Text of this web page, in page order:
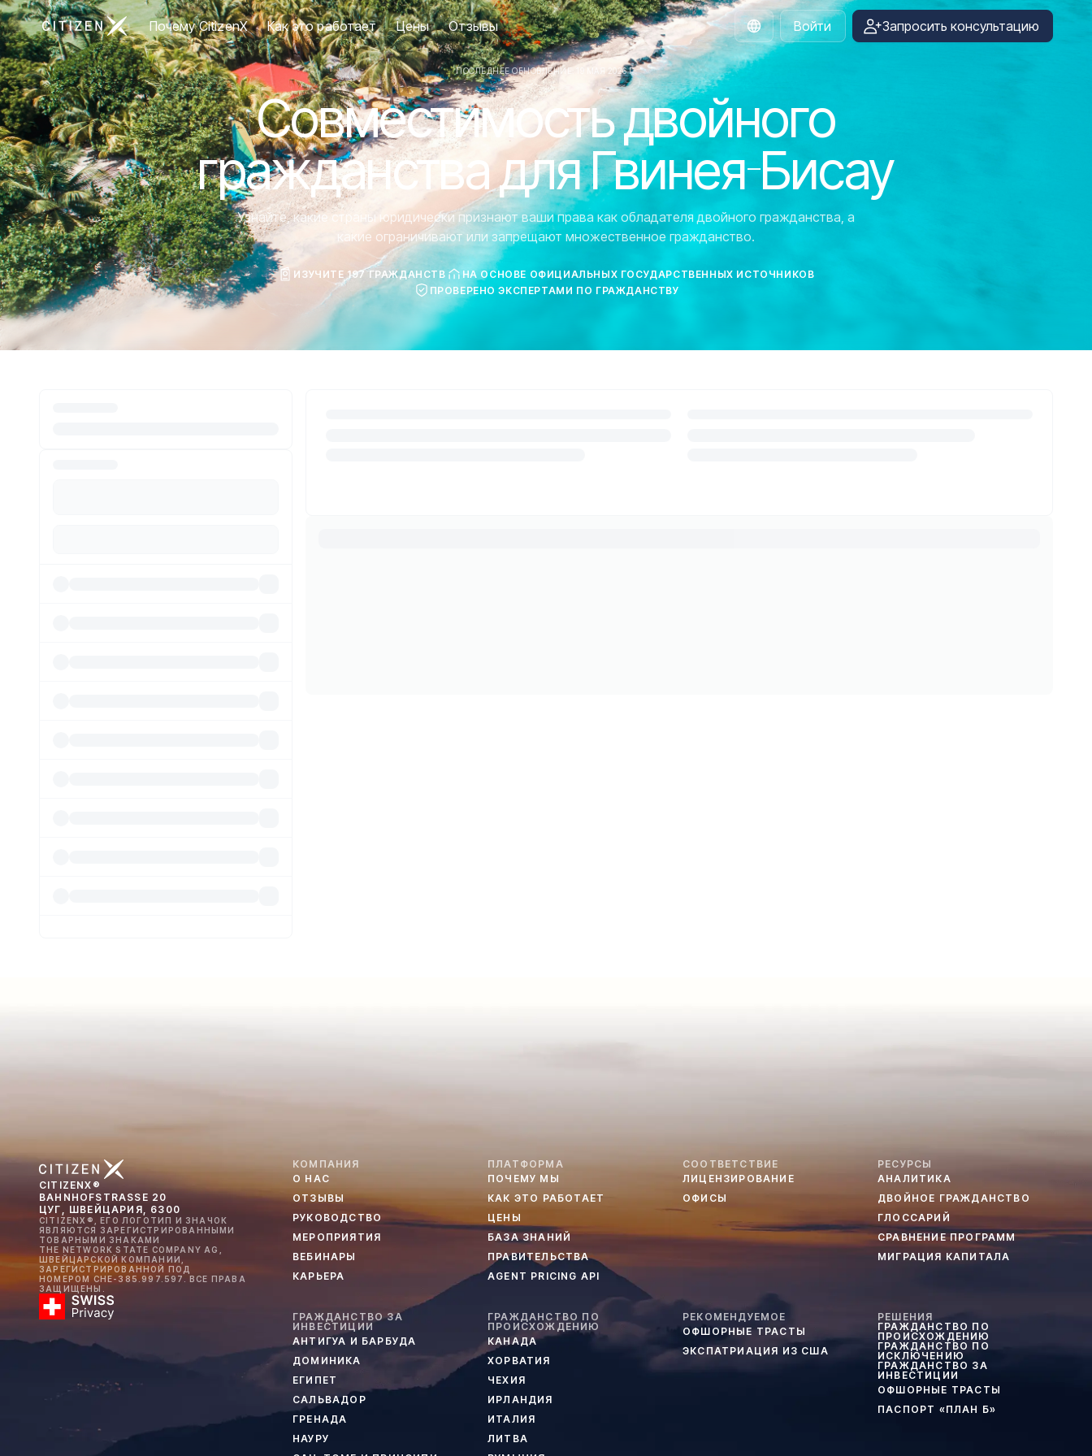
Перейти на главную страницу CitizenX
Почему CitizenX Как это работает Цены Отзывы
Russian
Войти Запросить консультацию
ПОСЛЕДНЕЕ ОБНОВЛЕНИЕ: 19 МАЯ 2026 Г.
Совместимость двойного
гражданства для Гвинея-Бисау
Узнайте, какие страны юридически признают ваши права как обладателя двойного гражданства, а
какие ограничивают или запрещают множественное гражданство.
ИЗУЧИТЕ 197 ГРАЖДАНСТВ
НА ОСНОВЕ ОФИЦИАЛЬНЫХ ГОСУДАРСТВЕННЫХ ИСТОЧНИКОВ
ПРОВЕРЕНО ЭКСПЕРТАМИ ПО ГРАЖДАНСТВУ
CITIZENX®
BAHNHOFSTRASSE 20
ЦУГ, ШВЕЙЦАРИЯ, 6300
CITIZENX®, ЕГО ЛОГОТИП И ЗНАЧОК
ЯВЛЯЮТСЯ ЗАРЕГИСТРИРОВАННЫМИ
ТОВАРНЫМИ ЗНАКАМИ
THE NETWORK STATE COMPANY AG,
ШВЕЙЦАРСКОЙ КОМПАНИИ,
ЗАРЕГИСТРИРОВАННОЙ ПОД
НОМЕРОМ CHE-385.997.597. ВСЕ ПРАВА
ЗАЩИЩЕНЫ.
КОМПАНИЯ
О НАС
ОТЗЫВЫ
РУКОВОДСТВО
МЕРОПРИЯТИЯ
ВЕБИНАРЫ
КАРЬЕРА
ПЛАТФОРМА
ПОЧЕМУ МЫ
КАК ЭТО РАБОТАЕТ
ЦЕНЫ
БАЗА ЗНАНИЙ
ПРАВИТЕЛЬСТВА
AGENT PRICING API
СООТВЕТСТВИЕ
ЛИЦЕНЗИРОВАНИЕ
ОФИСЫ
РЕСУРСЫ
АНАЛИТИКА
ДВОЙНОЕ ГРАЖДАНСТВО
ГЛОССАРИЙ
СРАВНЕНИЕ ПРОГРАММ
МИГРАЦИЯ КАПИТАЛА
ГРАЖДАНСТВО ЗА
ИНВЕСТИЦИИ
АНТИГУА И БАРБУДА
ДОМИНИКА
ЕГИПЕТ
САЛЬВАДОР
ГРЕНАДА
НАУРУ
ГРАЖДАНСТВО ПО
ПРОИСХОЖДЕНИЮ
КАНАДА
ХОРВАТИЯ
ЧЕХИЯ
ИРЛАНДИЯ
ИТАЛИЯ
ЛИТВА
РЕКОМЕНДУЕМОЕ
ОФШОРНЫЕ ТРАСТЫ
ЭКСПАТРИАЦИЯ ИЗ США
РЕШЕНИЯ
ГРАЖДАНСТВО ПО
ПРОИСХОЖДЕНИЮ
ГРАЖДАНСТВО ПО
ИСКЛЮЧЕНИЮ
ГРАЖДАНСТВО ЗА
ИНВЕСТИЦИИ
ОФШОРНЫЕ ТРАСТЫ
ПАСПОРТ «ПЛАН Б»